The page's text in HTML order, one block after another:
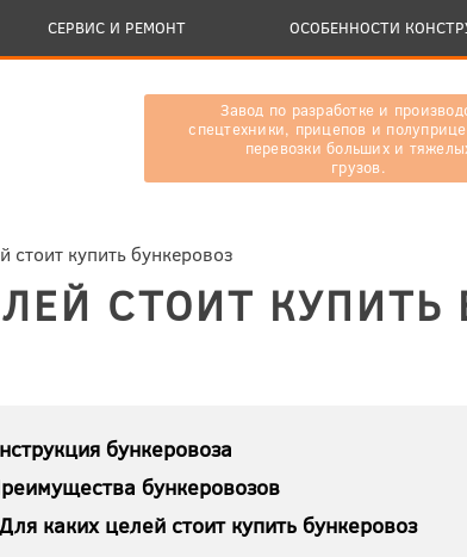
СЕРВИС И РЕМОНТ ОСОБЕННОСТИ
Завод по разработке и
спецтехники, прицепов и
перевозки больших и
грузов.
стоит купить бункеровоз
СТОИТ КУПИТЬ
бункеровоза
бункеровозов
Для каких целей стоит купить бункеровоз